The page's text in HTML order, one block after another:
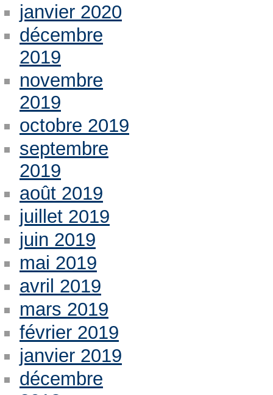
janvier 2020
décembre
2019
novembre
2019
octobre 2019
septembre
2019
août 2019
juillet 2019
juin 2019
mai 2019
avril 2019
mars 2019
février 2019
janvier 2019
décembre